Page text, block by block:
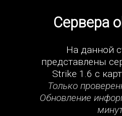
Сервера
На данной
представлены
Strike 1.6 с
Только
Обновление